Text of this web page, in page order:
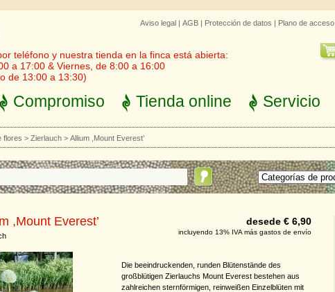
Aviso legal | AGB | Protección de datos | Plano de acceso
teléfono y nuestra tienda en la finca está abierta:
a 17:00 & Viernes, de 8:00 a 16:00
de 13:00 a 13:30)
Compromiso Tienda online Servicio
flores > Zierlauch > Allium ,Mount Everest’
,Mount Everest’ desede € 6,90
incluyendo 13% IVA más gastos de envío
Die beeindruckenden, runden Blütenstände des
großblütigen Zierlauchs Mount Everest bestehen aus
zahlreichen sternförmigen, reinweißen Einzelblüten mit